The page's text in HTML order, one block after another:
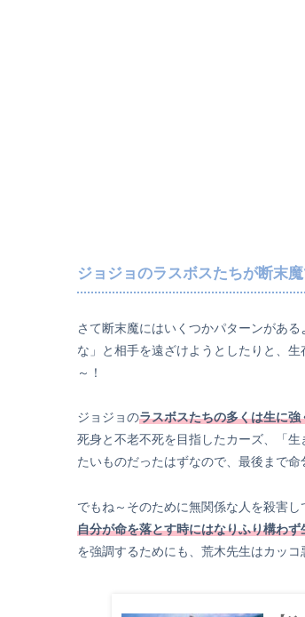
ジョジョのラスボスたちが断末
さて断末魔にはいくつかパターンがあ
な」と相手を遠ざけようとしたりと、
～！
ジョジョのラスボスたちの多くは生に強
死身と不老不死を目指したカーズ、「
たいものだったはずなので、最後まで
でもね～そのために無関係な人を殺害し
自分が命を落とす時にはなりふり構わず
を強調するためにも、荒木先生はカッ